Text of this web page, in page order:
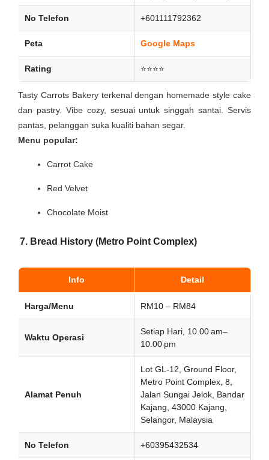
No Telefon +601111792362
Peta Google Maps
Rating ⭐⭐⭐⭐
Tasty Carrots Bakery terkenal dengan homemade style cake
dan pastry. Vibe cozy, sesuai untuk singgah santai. Servis
pantas, pelanggan suka kualiti bahan segar.
Menu popular:
Carrot Cake
Red Velvet
Chocolate Moist
7. Bread History (Metro Point Complex)
Info Detail
Harga/Menu RM10 – RM84
Waktu Operasi
Setiap Hari, 10.00 am–
10.00 pm
Alamat Penuh
Lot GL-12, Ground Floor,
Metro Point Complex, 8,
Jalan Sungai Jelok, Bandar
Kajang, 43000 Kajang,
Selangor, Malaysia
No Telefon +60395432534